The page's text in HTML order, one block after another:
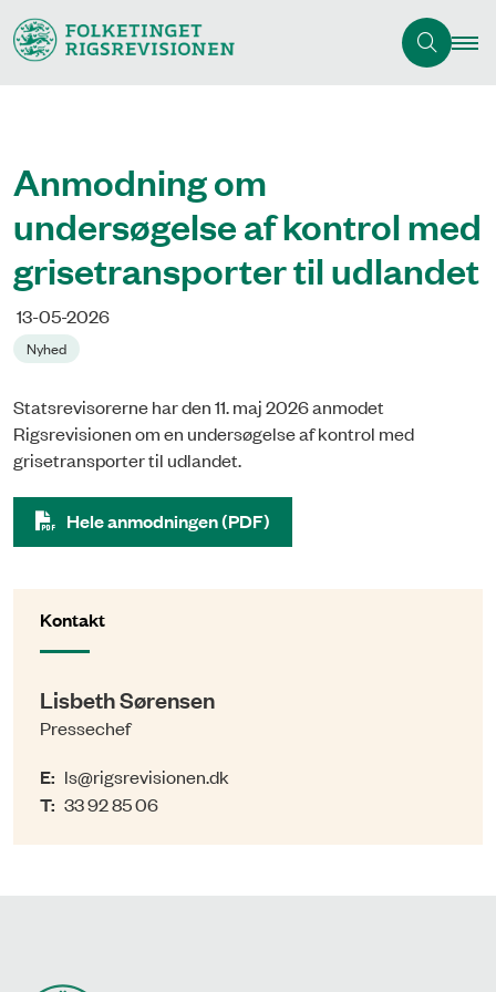
Anmodning om
undersøgelse af kontrol med
grisetransporter til udlandet
13-05-2026
Nyhed
Statsrevisorerne har den 11. maj 2026 anmodet
Rigsrevisionen om en undersøgelse af kontrol med
grisetransporter til udlandet.
Hele anmodningen (PDF)
Kontakt
Lisbeth Sørensen
Pressechef
E: ls@rigsrevisionen.dk
T: 33 92 85 06